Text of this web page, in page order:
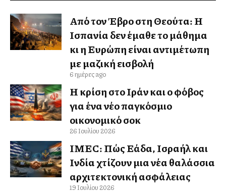
Από τον Έβρο στη Θεούτα: Η
Ισπανία δεν έμαθε το μάθημα
κι η Ευρώπη είναι αντιμέτωπη
με μαζική εισβολή
6 ημέρες ago
Η κρίση στο Ιράν και ο φόβος
για ένα νέο παγκόσμιο
οικονομικό σοκ
26 Ιουλίου 2026
IMEC: Πώς Ελλάδα, Ισραήλ και
Ινδία χτίζουν μια νέα θαλάσσια
αρχιτεκτονική ασφάλειας
19 Ιουλίου 2026